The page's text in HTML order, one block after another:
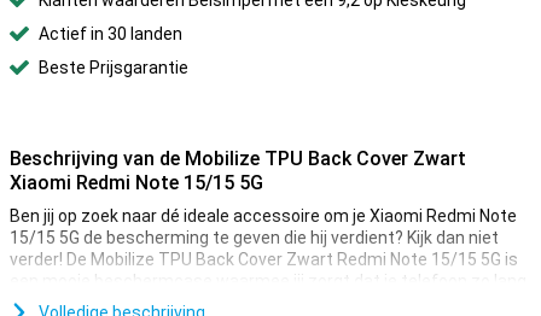
Actief in 30 landen
Beste Prijsgarantie
Beschrijving van de Mobilize TPU Back Cover Zwart
Xiaomi Redmi Note 15/15 5G
Ben jij op zoek naar dé ideale accessoire om je Xiaomi Redmi Note
15/15 5G de bescherming te geven die hij verdient? Kijk dan niet
verder! De Mobilize TPU Back Cover Zwart Redmi Note 15/15 5G is
een mooie beschermcase waarmee jij zorgt dat je telefoon zo lang
mogelijk mee gaat.